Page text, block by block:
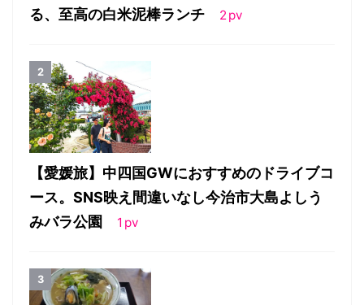
る、至高の白米泥棒ランチ
2pv
【愛媛旅】中四国GWにおすすめのドライブコ
ース。SNS映え間違いなし今治市大島よしう
みバラ公園
1 pv